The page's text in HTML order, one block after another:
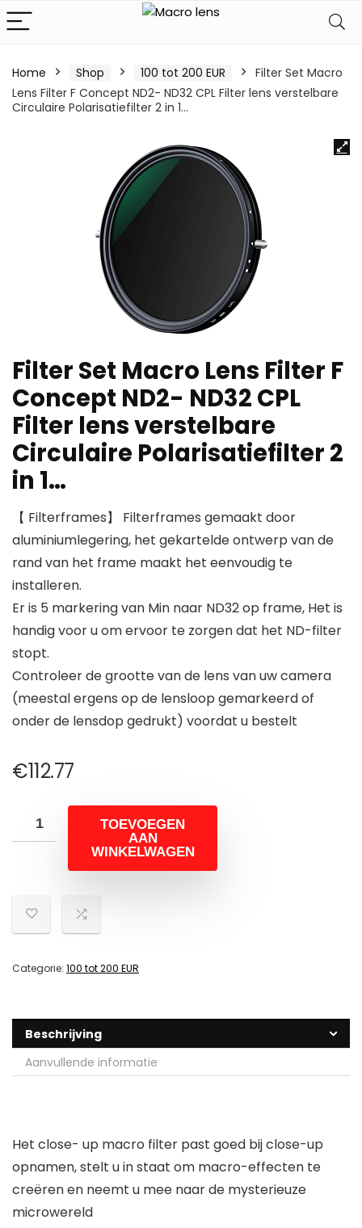
Home Shop 100 tot 200 EUR
Filter Set Macro
Lens Filter F Concept ND2- ND32 CPL Filter lens verstelbare
Circulaire Polarisatiefilter 2 in 1…
Filter Set Macro Lens Filter F
Concept ND2- ND32 CPL
Filter lens verstelbare
Circulaire Polarisatiefilter 2
in 1…
【 Filterframes】 Filterframes gemaakt door
aluminiumlegering, het gekartelde ontwerp van de
rand van het frame maakt het eenvoudig te
installeren.
Er is 5 markering van Min naar ND32 op frame, Het is
handig voor u om ervoor te zorgen dat het ND-filter
stopt.
Controleer de grootte van de lens van uw camera
(meestal ergens op de lensloop gemarkeerd of
onder de lensdop gedrukt) voordat u bestelt
€112.77
TOEVOEGEN
AAN
WINKELWAGEN
Categorie: 100 tot 200 EUR
Beschrijving
Aanvullende informatie
Het close- up macro filter past goed bij close-up
opnamen, stelt u in staat om macro-effecten te
creëren en neemt u mee naar de mysterieuze
microwereld